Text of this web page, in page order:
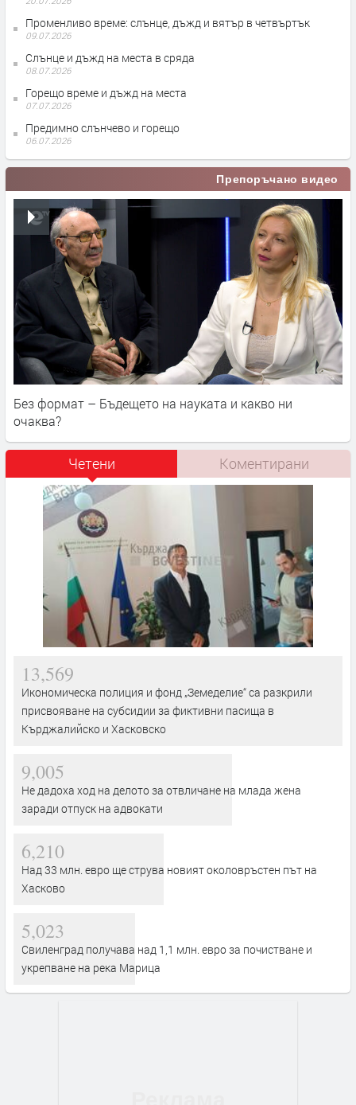
Променливо време: слънце, дъжд и вятър в четвъртък
09.07.2026
Слънце и дъжд на места в сряда
08.07.2026
Горещо време и дъжд на места
07.07.2026
Предимно слънчево и горещо
06.07.2026
Препоръчано видео
Без формат – Бъдещето на науката и какво ни
очаква?
Четени Коментирани
13,569
Икономическа полиция и фонд „Земеделие“ са разкрили
присвояване на субсидии за фиктивни пасища в
Кърджалийско и Хасковско
9,005
Не дадоха ход на делото за отвличане на млада жена
заради отпуск на адвокати
6,210
Над 33 млн. евро ще струва новият околовръстен път на
Хасково
5,023
Свиленград получава над 1,1 млн. евро за почистване и
укрепване на река Марица